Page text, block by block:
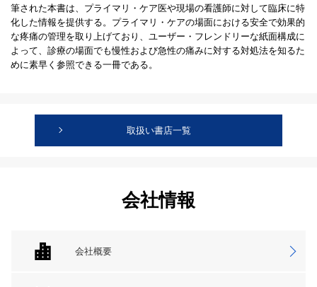
筆された本書は、プライマリ・ケア医や現場の看護師に対して臨床に特
化した情報を提供する。プライマリ・ケアの場面における安全で効果的
な疼痛の管理を取り上げており、ユーザー・フレンドリーな紙面構成に
よって、診療の場面でも慢性および急性の痛みに対する対処法を知るた
めに素早く参照できる一冊である。
取扱い書店一覧
会社情報
会社概要